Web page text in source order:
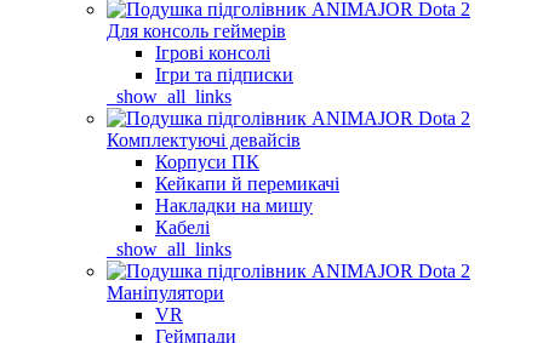
Для консоль геймерів
Ігрові консолі
Ігри та підписки
_show_all_links
Комплектуючі девайсів
Корпуси ПК
Кейкапи й перемикачі
Накладки на мишу
Кабелі
_show_all_links
Маніпулятори
VR
Геймпади